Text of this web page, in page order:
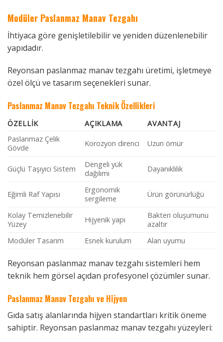
Modüler Paslanmaz Manav Tezgahı
İhtiyaca göre genişletilebilir ve yeniden düzenlenebilir
yapıdadır.
Reyonsan paslanmaz manav tezgahı üretimi, işletmeye
özel ölçü ve tasarım seçenekleri sunar.
Paslanmaz Manav Tezgahı Teknik Özellikleri
ÖZELLIK AÇIKLAMA
AVANTAJ
Paslanmaz Çelik
Gövde
Korozyon direnci Uzun ömür
Güçlü Taşıyıcı Sistem
Dengeli yük
dağılımı
Dayanıklılık
Eğimli Raf Yapısı
Ergonomik
sergileme
Ürün görünürlüğü
Kolay Temizlenebilir
Yüzey
Hijyenik yapı
Bakteri oluşumunu
azaltır
Modüler Tasarım
Esnek kurulum Alan uyumu
Reyonsan paslanmaz manav tezgahı sistemleri hem
teknik hem görsel açıdan profesyonel çözümler sunar.
Paslanmaz Manav Tezgahı ve Hijyen
Gıda satış alanlarında hijyen standartları kritik öneme
sahiptir. Reyonsan paslanmaz manav tezgahı yüzeyleri: